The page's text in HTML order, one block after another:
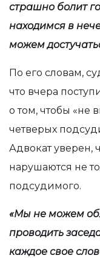
страшно болит
находимся в
можем
По его словам,
что вчера
о том, чтобы «не
четверых
Адвокат уверен,
нарушаются не
подсудимого.
«Мы не можем
проводить
каждое свое